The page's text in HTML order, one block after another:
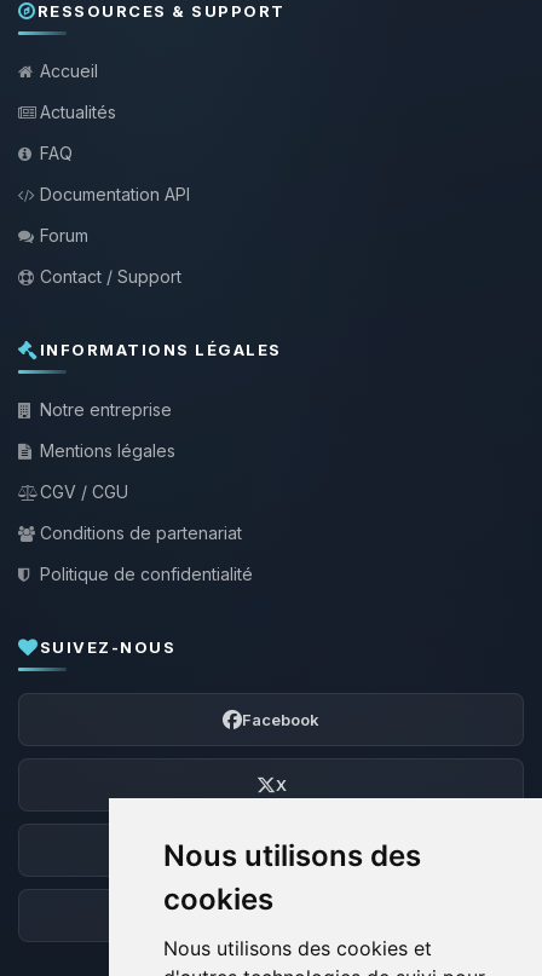
Nous utilisons des
cookies
Nous utilisons des cookies et
RESSOURCES & SUPPORT
Accueil
Actualités
FAQ
Documentation API
Forum
Contact / Support
INFORMATIONS LÉGALES
Notre entreprise
Mentions légales
CGV / CGU
Conditions de partenariat
Politique de confidentialité
SUIVEZ-NOUS
Facebook
X
Discord
Forum